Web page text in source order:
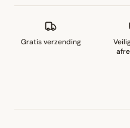
Gratis verzending